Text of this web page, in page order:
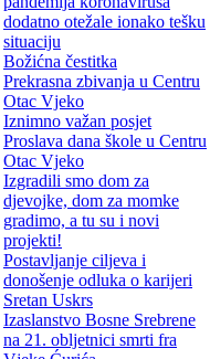
dodatno otežale ionako tešku
situaciju
Božićna čestitka
Prekrasna zbivanja u Centru
Otac Vjeko
Iznimno važan posjet
Proslava dana škole u Centru
Otac Vjeko
Izgradili smo dom za
djevojke, dom za momke
gradimo, a tu su i novi
projekti!
Postavljanje ciljeva i
donošenje odluka o karijeri
Sretan Uskrs
Izaslanstvo Bosne Srebrene
na 21. obljetnici smrti fra